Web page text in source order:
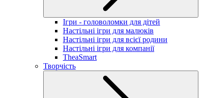
Ігри - головоломки для дітей
Настільні ігри для малюків
Настільні ігри для всієї родини
Настільні ігри для компанії
TheaSmart
Творчість